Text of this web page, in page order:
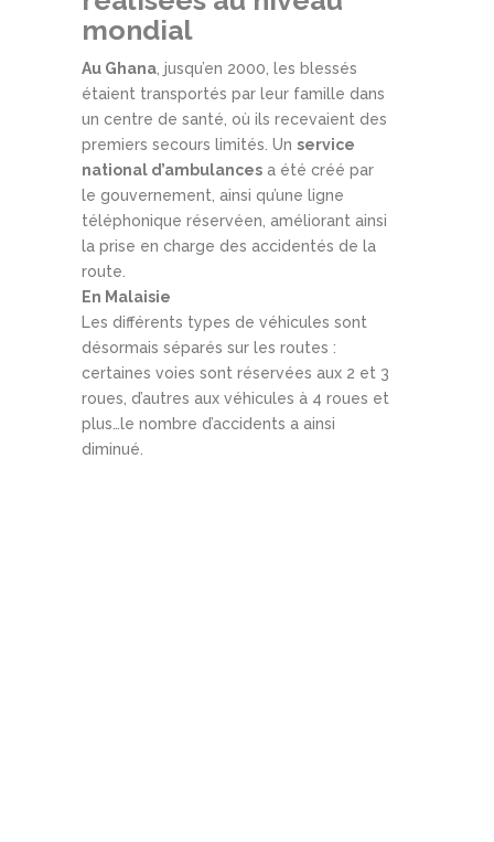
mondial
Au Ghana, jusqu’en 2000, les blessés
étaient transportés par leur famille dans
un centre de santé, où ils recevaient des
premiers secours limités. Un service
national d’ambulances a été créé par
le gouvernement, ainsi qu’une ligne
téléphonique réservéen, améliorant ainsi
la prise en charge des accidentés de la
route.
En Malaisie
Les différents types de véhicules sont
désormais séparés sur les routes :
certaines voies sont réservées aux 2 et 3
roues, d’autres aux véhicules à 4 roues et
plus…le nombre d’accidents a ainsi
diminué.